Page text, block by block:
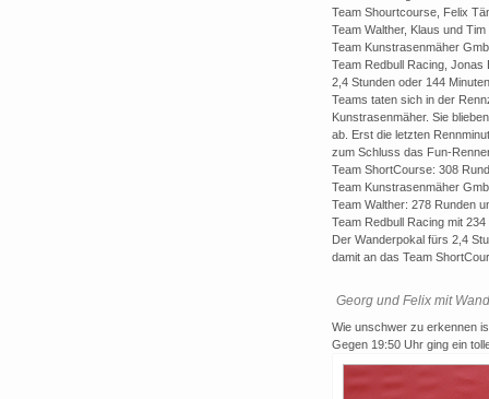
Team Shourtcourse, Felix
Team Walther, Klaus und Tim
Team Kunstrasenmäher
Team Redbull Racing,
2,4 Stunden oder 144
Teams taten sich in der
Kunstrasenmäher. Sie
ab. Erst die letzten
zum Schluss das Fun-
Team ShortCourse: 308
Team Kunstrasenmäher
Team Walther: 278 Runden
Team Redbull Racing mit 234
Der Wanderpokal fürs 2,4
damit an das Team
Georg und Felix mit
Wie unschwer zu erkennen
Gegen 19:50 Uhr ging ein